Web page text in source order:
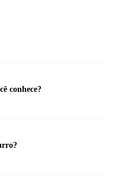
conhece?